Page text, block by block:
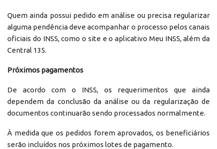
Quem ainda possui pedido em análise ou precisa regularizar
alguma pendência deve acompanhar o processo pelos canais
oficiais do INSS, como o site e o aplicativo Meu INSS, além da
Central 135.
Próximos pagamentos
De acordo com o INSS, os requerimentos que ainda
dependem da conclusão da análise ou da regularização de
documentos continuarão sendo processados normalmente.
À medida que os pedidos forem aprovados, os beneficiários
serão incluídos nos próximos lotes de pagamento.